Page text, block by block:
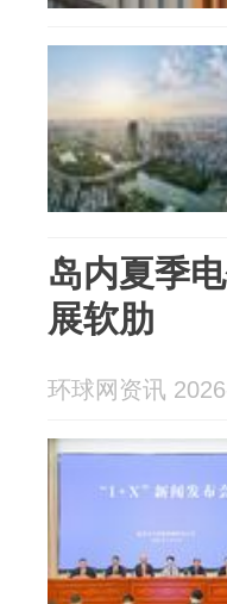
岛内夏季
展软肋
环球网资讯